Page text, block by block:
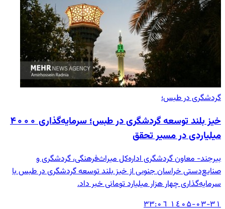
گردشگری در طبس؛
خیز بلند توسعه گردشگری در طبس؛ سرمایه‌گذاری ۴۰۰۰
میلیاردی در مسیر تحقق
بیرجند- معاون گردشگری اداره‌کل میراث‌فرهنگی، گردشگری و
صنایع‌دستی خراسان جنوبی از خیز بلند توسعه گردشگری در طبس با
سرمایه‌گذاری چهار هزار میلیارد تومانی خبر داد.
۱٤۰۵-۰۳-۳۱ ۰٦:۳۳